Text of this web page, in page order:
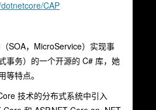
CAP
SOA，MicroService）实现事
事务）的一个开源的 C# 库，她
特点。
技术的分布式系统中引入